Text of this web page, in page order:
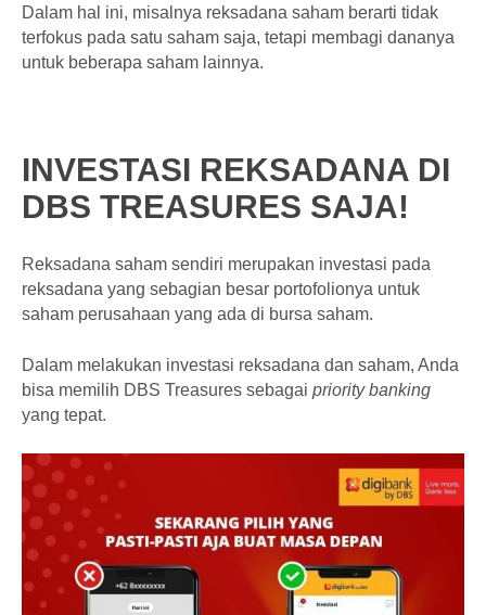
Dalam hal ini, misalnya reksadana saham berarti tidak
terfokus pada satu saham saja, tetapi membagi dananya
untuk beberapa saham lainnya.
INVESTASI REKSADANA DI
DBS TREASURES SAJA!
Reksadana saham sendiri merupakan investasi pada
reksadana yang sebagian besar portofolionya untuk
saham perusahaan yang ada di bursa saham.
Dalam melakukan investasi reksadana dan saham, Anda
bisa memilih DBS Treasures sebagai priority banking
yang tepat.